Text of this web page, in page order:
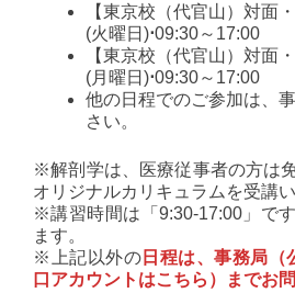
【東京校（代官山）対面
(火曜日)⋅09:30～17:00
【東京校（代官山）対面
(月曜日)⋅09:30～17:00
他の日程でのご参加は、
さい。
※解剖学は、医療従事者の方は
オリジナルカリキュラムを受講い
※講習時間は「9:30-17:00」で
ます。
※上記以外の 日程は、事務局（
口アカウントはこちら）までお